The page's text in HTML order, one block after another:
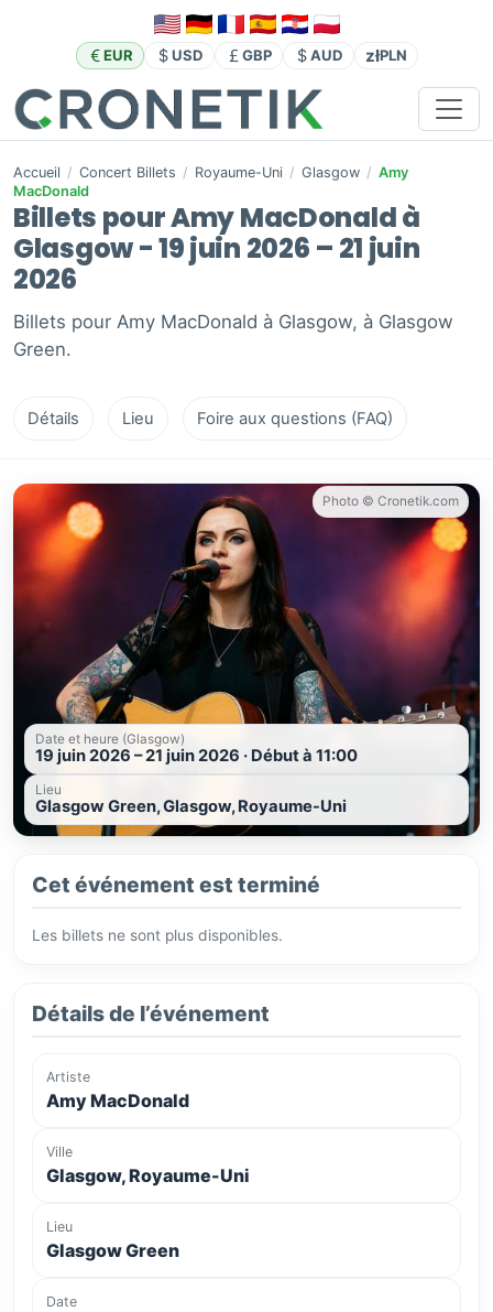
EUR USD GBP AUD złPLN
Accueil / Concert Billets / Royaume-Uni / Glasgow / Amy
MacDonald
Billets pour Amy MacDonald à
Glasgow - 19 juin 2026 – 21 juin
2026
Billets pour Amy MacDonald à Glasgow, à Glasgow
Green.
Détails Lieu Foire aux questions (FAQ)
Photo © Cronetik.com
Date et heure (Glasgow)
19 juin 2026 – 21 juin 2026 · Début à 11:00
Lieu
Glasgow Green, Glasgow, Royaume-Uni
Cet événement est terminé
Les billets ne sont plus disponibles.
Détails de l’événement
Artiste
Amy MacDonald
Ville
Glasgow, Royaume-Uni
Lieu
Glasgow Green
Date